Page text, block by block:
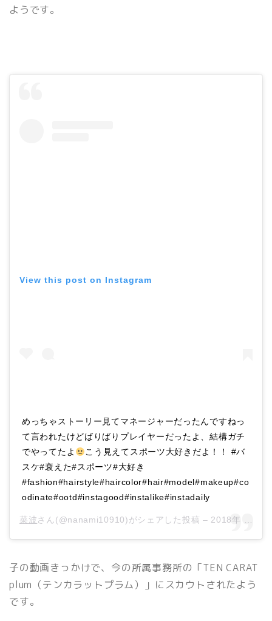
ようです。
View this post on Instagram
めっちゃストーリー見てマネージャーだったんですねっ
て言われたけどばりばりプレイヤーだったよ、結構ガチ
でやってたよ
こう見えてスポーツ大好きだよ！！ #バ
スケ#衰えた#スポーツ#大好き
#fashion#hairstyle#haircolor#hair#model#makeup#co
odinate#ootd#instagood#instalike#instadaily
菜波さん(@nanami10910)がシェアした投稿 – 2018年 3月月21日午前6時50分PDT
子の動画きっかけで、今の所属事務所の「TEN CARAT
plum（テンカラットプラム）」にスカウトされたよう
です。